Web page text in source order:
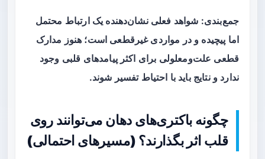
جمع‌بندی: شواهد فعلی نشان‌دهنده یک ارتباط محتمل
اما پیچیده و در مواردی غیرقطعی است؛ هنوز مدارک
قطعی علت‌ومعلولی برای اکثر پیامدهای قلبی وجود
ندارد و نتایج باید با احتیاط تفسیر شوند.
چگونه باکتری‌های دهان می‌توانند روی
قلب اثر بگذارند؟ (مسیرهای احتمالی)